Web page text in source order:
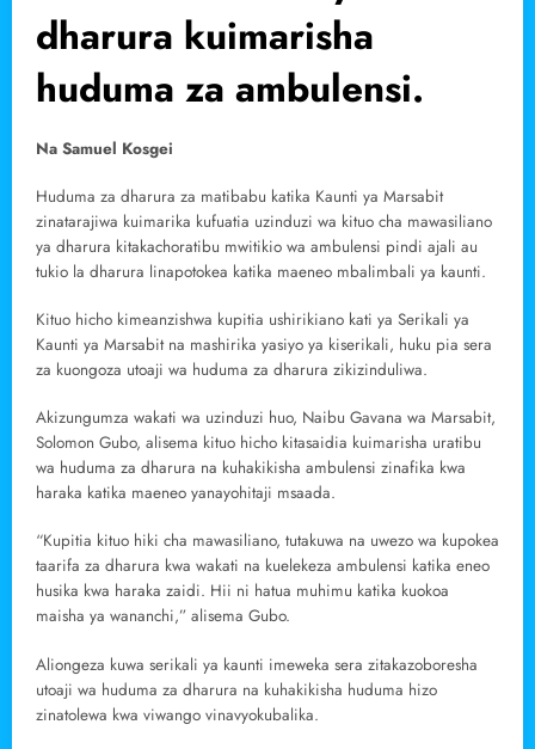
dharura kuimarisha
huduma za ambulensi.
Na Samuel Kosgei
Huduma za dharura za matibabu katika Kaunti ya Marsabit
zinatarajiwa kuimarika kufuatia uzinduzi wa kituo cha mawasiliano
ya dharura kitakachoratibu mwitikio wa ambulensi pindi ajali au
tukio la dharura linapotokea katika maeneo mbalimbali ya kaunti.
Kituo hicho kimeanzishwa kupitia ushirikiano kati ya Serikali ya
Kaunti ya Marsabit na mashirika yasiyo ya kiserikali, huku pia sera
za kuongoza utoaji wa huduma za dharura zikizinduliwa.
Akizungumza wakati wa uzinduzi huo, Naibu Gavana wa Marsabit,
Solomon Gubo, alisema kituo hicho kitasaidia kuimarisha uratibu
wa huduma za dharura na kuhakikisha ambulensi zinafika kwa
haraka katika maeneo yanayohitaji msaada.
“Kupitia kituo hiki cha mawasiliano, tutakuwa na uwezo wa kupokea
taarifa za dharura kwa wakati na kuelekeza ambulensi katika eneo
husika kwa haraka zaidi. Hii ni hatua muhimu katika kuokoa
maisha ya wananchi,” alisema Gubo.
Aliongeza kuwa serikali ya kaunti imeweka sera zitakazoboresha
utoaji wa huduma za dharura na kuhakikisha huduma hizo
zinatolewa kwa viwango vinavyokubalika.